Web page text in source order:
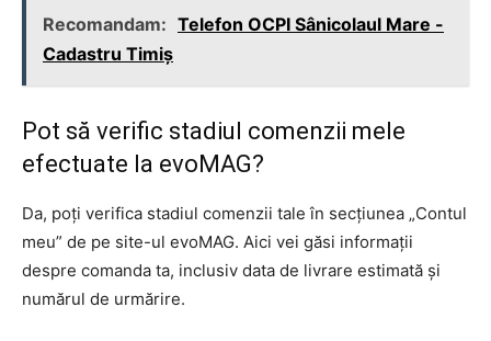
Recomandam: Telefon OCPI Sânicolaul Mare -
Cadastru Timiş
Pot să verific stadiul comenzii mele
efectuate la evoMAG?
Da, poți verifica stadiul comenzii tale în secțiunea „Contul
meu” de pe site-ul evoMAG. Aici vei găsi informații
despre comanda ta, inclusiv data de livrare estimată și
numărul de urmărire.